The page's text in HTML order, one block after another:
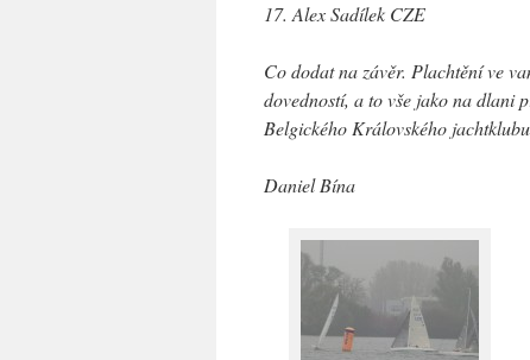
17. Alex Sadílek CZE
Co dodat na závěr. Plachtění ve
dovedností, a to vše jako na dlani
Belgického Královského
Daniel Bína